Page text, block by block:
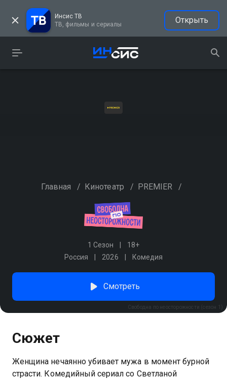
Инсис ТВ
ТВ, фильмы и сериалы
Открыть
Главная / Кинотеатр / PREMIER /
1 Сезон
18+
Россия
2026 Комедия
Свободна по неосторожности (сезон 1)
Смотреть
Сюжет
Женщина нечаянно убивает мужа в момент бурной
страсти. Комедийный сериал со Светланой